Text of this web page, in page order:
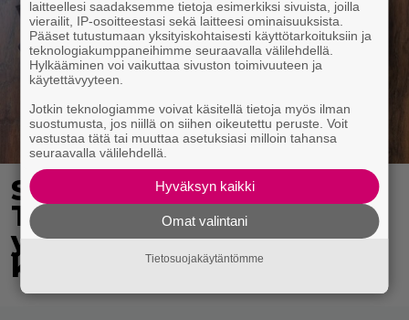
Syötkö perunoita näin?
Tutkijat löysivät
yhteyden vakavaan
kansansairauteen
laitteellesi saadaksemme tietoja esimerkiksi sivuista, joilla
vierailit, IP-osoitteestasi sekä laitteesi ominaisuuksista.
Pääset tutustumaan yksityiskohtaisesti käyttötarkoituksiin ja
teknologiakumppaneihimme seuraavalla välilehdellä.
Hylkääminen voi vaikuttaa sivuston toimivuuteen ja
käytettävyyteen.
Jotkin teknologiamme voivat käsitellä tietoja myös ilman
suostumusta, jos niillä on siihen oikeutettu peruste. Voit
vastustaa tätä tai muuttaa asetuksiasi milloin tahansa
seuraavalla välilehdellä.
Hyväksyn kaikki
Omat valintani
Tietosuojakäytäntömme